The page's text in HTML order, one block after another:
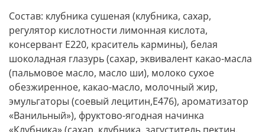
Состав: клубника сушеная (клубника, сахар,
регулятор кислотности лимонная кислота,
консервант Е220, краситель кармины), белая
шоколадная глазурь (сахар, эквивалент какао-масла
(пальмовое масло, масло ши), молоко сухое
обезжиренное, какао-масло, молочный жир,
эмульгаторы (соевый лецитин,Е476), ароматизатор
«Ванильный»), фруктово-ягодная начинка